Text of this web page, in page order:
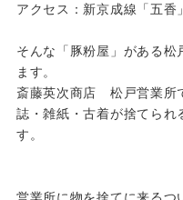
アクセス：新京成線「五香
そんな「豚粉屋」がある
ます。
斎藤英次商店 松戸営業所
誌・雑紙・古着が捨てられ
す。